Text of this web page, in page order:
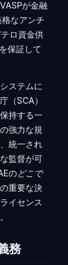
が金融
なアンチ
ロ資金供
保証して
ステムに
（SCA）
持する一
強力な規
統一され
監督が可
のどこで
重要な決
イセンス
務